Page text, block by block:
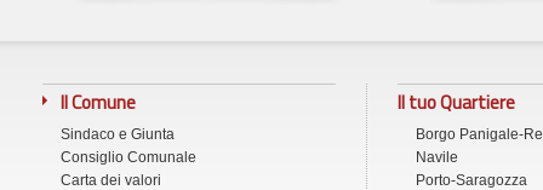
Il Comune
Sindaco e Giunta
Consiglio Comunale
Carta dei valori
Il tuo Quartiere
Borgo Panigale-
Navile
Porto-Saragozza